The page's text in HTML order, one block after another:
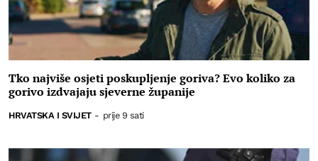
Tko najviše osjeti poskupljenje goriva? Evo koliko za
gorivo izdvajaju sjeverne županije
HRVATSKA I SVIJET - prije 9 sati